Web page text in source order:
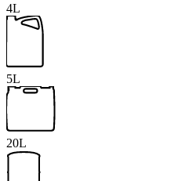
4L
5L
20L